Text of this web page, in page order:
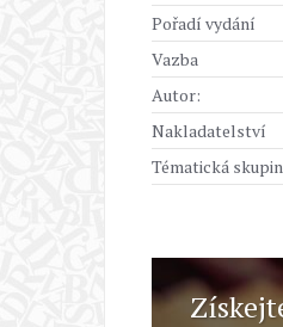
Pořadí vydání
Vazba
Autor:
Nakladatelství
Tématická